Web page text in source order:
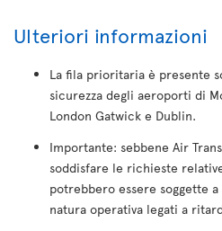
Ulteriori informazioni
La fila prioritaria è presente
sicurezza degli aeroporti di
London Gatwick e Dublin.
Importante: sebbene Air
soddisfare le richieste
potrebbero essere soggette
natura operativa legati a